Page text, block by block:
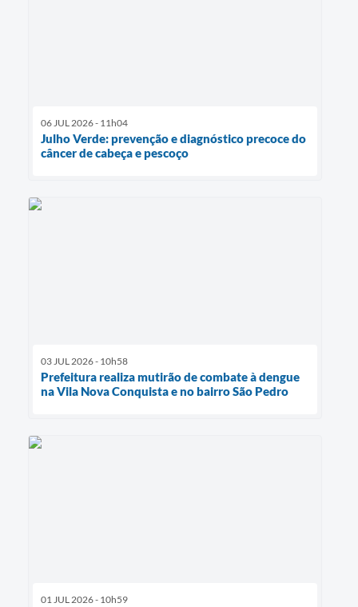
06 JUL 2026 - 11h04
Julho Verde: prevenção e diagnóstico precoce do
câncer de cabeça e pescoço
03 JUL 2026 - 10h58
Prefeitura realiza mutirão de combate à dengue
na Vila Nova Conquista e no bairro São Pedro
01 JUL 2026 - 10h59